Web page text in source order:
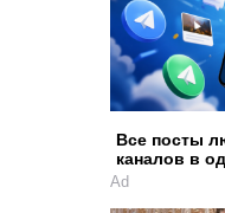
Все посты
каналов в
Ad